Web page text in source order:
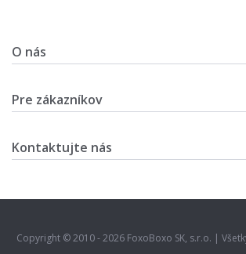
O nás
Pre zákazníkov
Kontaktujte nás
Copyright © 2010 - 2026 FoxoBoxo SK, s.r.o. |